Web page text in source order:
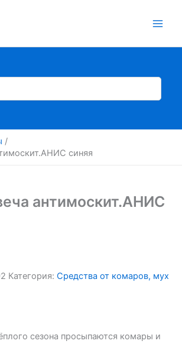
синяя
антимоскит.АНИС
Категория: Средства от комаров, мух
сезона просыпаются комары и